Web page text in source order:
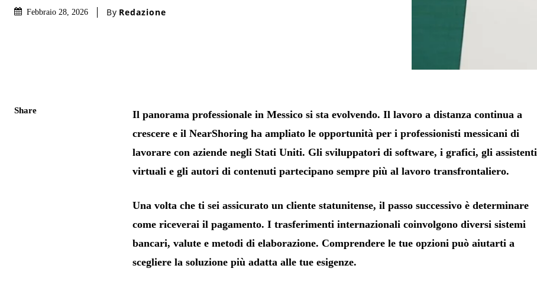
Febbraio 28, 2026 By Redazione
Share
Il panorama professionale in Messico si sta evolvendo. Il lavoro a distanza continua a
crescere e il NearShoring ha ampliato le opportunità per i professionisti messicani di
lavorare con aziende negli Stati Uniti. Gli sviluppatori di software, i grafici, gli assistenti
virtuali e gli autori di contenuti partecipano sempre più al lavoro transfrontaliero.
Una volta che ti sei assicurato un cliente statunitense, il passo successivo è determinare
come riceverai il pagamento. I trasferimenti internazionali coinvolgono diversi sistemi
bancari, valute e metodi di elaborazione. Comprendere le tue opzioni può aiutarti a
scegliere la soluzione più adatta alle tue esigenze.